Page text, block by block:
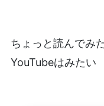
ちょっと読んでみ
YouTubeはみたい